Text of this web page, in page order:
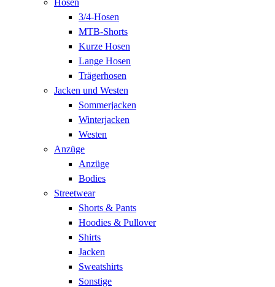
3/4-Hosen
MTB-Shorts
Kurze Hosen
Lange Hosen
Trägerhosen
Jacken und Westen
Sommerjacken
Winterjacken
Westen
Anzüge
Anzüge
Bodies
Streetwear
Shorts & Pants
Hoodies & Pullover
Shirts
Jacken
Sweatshirts
Sonstige